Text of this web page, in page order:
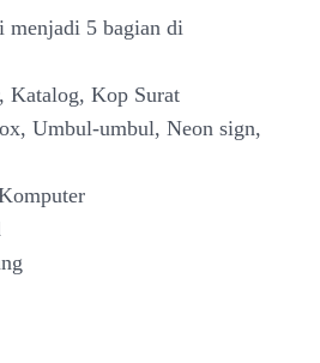
menjadi 5 bagian di
Katalog, Kop Surat
Umbul-umbul, Neon sign,